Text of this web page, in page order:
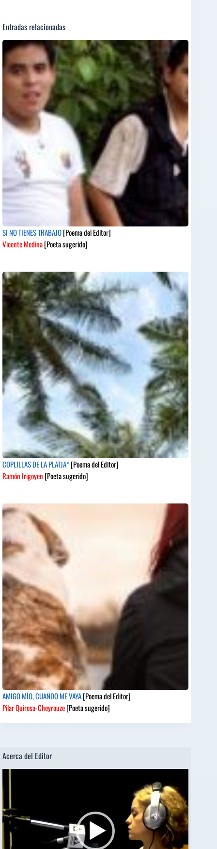
Entradas relacionadas
SI NO TIENES TRABAJO[Poema del Editor]
Vicente Medina[Poeta sugerido]
COPLILLAS DE LA PLATJA*[Poema del Editor]
Ramón Irigoyen [Poeta sugerido]
AMIGO MÍO, CUANDO ME VAYA[Poema del Editor]
Pilar Quirosa-Cheyrouze[Poeta sugerido]
Acerca del Editor
de
vídeo